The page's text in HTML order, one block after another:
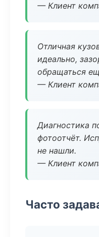
— Клиент
Отличная
идеально,
обращаться
— Клиент
Диагностика
фотоотчёт.
не нашли.
— Клиент
Часто